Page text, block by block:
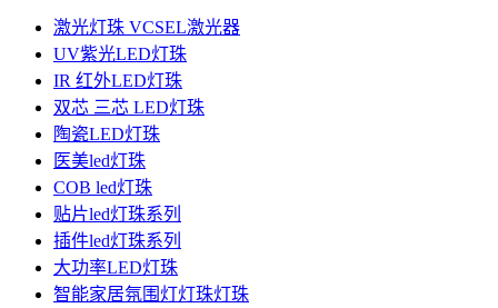
激光灯珠 VCSEL激光器
UV紫光LED灯珠
IR 红外LED灯珠
双芯 三芯 LED灯珠
陶瓷LED灯珠
医美led灯珠
COB led灯珠
贴片led灯珠系列
插件led灯珠系列
大功率LED灯珠
智能家居氛围灯灯珠灯珠